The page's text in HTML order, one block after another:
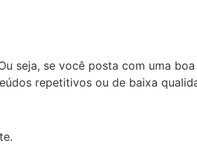
seja, se você posta com uma
repetitivos ou de baixa